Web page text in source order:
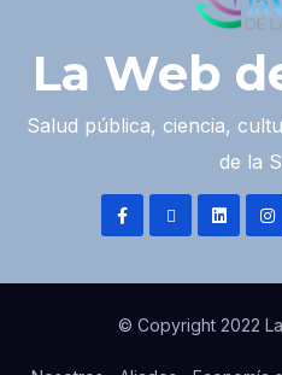
La Web
Salud pública, ciencia,
de la
© Copyright 2022